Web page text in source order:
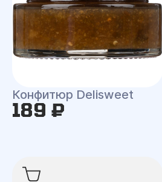
Конфитюр Delisweet
189 ₽